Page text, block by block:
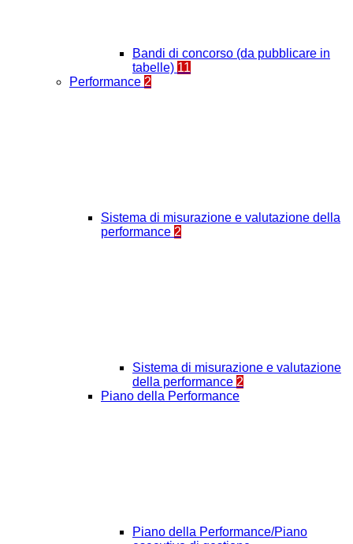
Bandi di concorso (da pubblicare in
tabelle) 11
Performance 2
Sistema di misurazione e valutazione della
performance 2
Sistema di misurazione e valutazione
della performance 2
Piano della Performance
Piano della Performance/Piano